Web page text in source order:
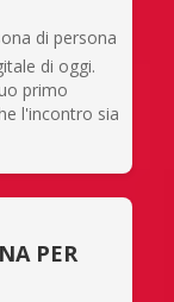
di persona
di oggi.
primo
l'incontro sia
PER